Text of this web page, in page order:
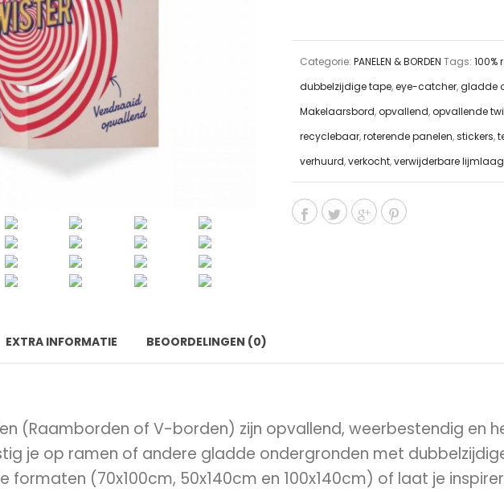
Categorie: PANELEN & BORDEN Tags:
dubbelzijdige tape,eye-catcher,gladde
Makelaarsbord,opvallend,opvallende
recyclebaar,roterende panelen,stickers,
verhuurd,verkocht,verwijderbare lijmlaag
EXTRA INFORMATIE BEOORDELINGEN (0)
(Raamborden of V-borden) zijn opvallend, weerbestendig en
je op ramen of andere gladde ondergronden met
formaten (70x100cm, 50x140cm en 100x140cm) of laat je